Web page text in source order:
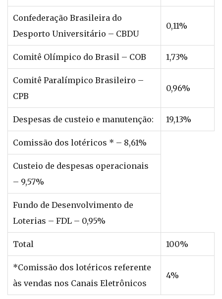
Confederação Brasileira do
Desporto Universitário – CBDU
0,11%
Comitê Olímpico do Brasil – COB 1,73%
Comitê Paralímpico Brasileiro –
CPB
0,96%
Despesas de custeio e manutenção: 19,13%
Comissão dos lotéricos * – 8,61%
Custeio de despesas operacionais
– 9,57%
Fundo de Desenvolvimento de
Loterias – FDL – 0,95%
Total 100%
*Comissão dos lotéricos referente
às vendas nos Canais Eletrônicos
4%​